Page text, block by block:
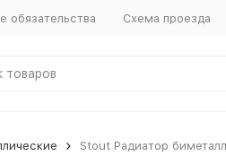
обязательства Схема проезда
Stout Радиатор